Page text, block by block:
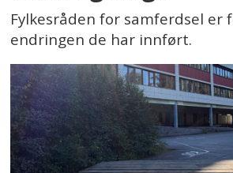
Fylkesråden for samferdsel er
endringen de har innført.